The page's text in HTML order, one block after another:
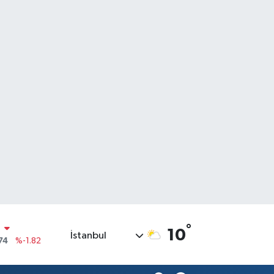
%0.02
%0.19
İstanbul 10°